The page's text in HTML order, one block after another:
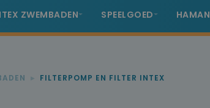
ZWEMBADEN SPEELGOED HAMAN
FILTERPOMP EN FILTER INTEX